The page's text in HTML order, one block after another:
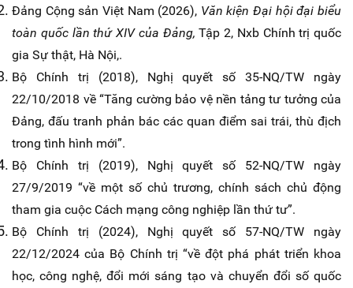
Đảng Cộng sản Việt Nam (2026), Văn kiện Đại hội đại biểu
toàn quốc lần thứ XIV của Đảng, Tập 2, Nxb Chính trị quốc
gia Sự thật, Hà Nội,.
Bộ Chính trị (2018), Nghị quyết số 35-NQ/TW ngày
22/10/2018 về “Tăng cường bảo vệ nền tảng tư tưởng của
Đảng, đấu tranh phản bác các quan điểm sai trái, thù địch
trong tình hình mới”.
Bộ Chính trị (2019), Nghị quyết số 52-NQ/TW ngày
27/9/2019 “về một số chủ trương, chính sách chủ động
tham gia cuộc Cách mạng công nghiệp lần thứ tư”.
Bộ Chính trị (2024), Nghị quyết số 57-NQ/TW ngày
22/12/2024 của Bộ Chính trị “về đột phá phát triển khoa
học, công nghệ, đổi mới sáng tạo và chuyển đổi số quốc